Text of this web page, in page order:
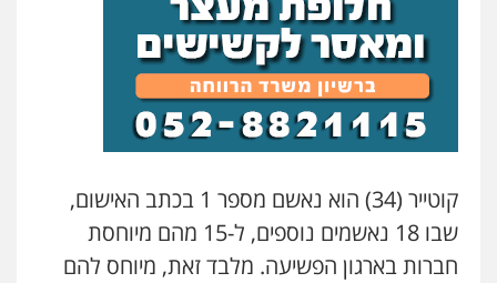
קוטייר (34) הוא נאשם מספר 1 בכתב האישום,
שבו 18 נאשמים נוספים, ל-15 מהם מיוחסת
חברות בארגון הפשיעה. מלבד זאת, מיוחס להם